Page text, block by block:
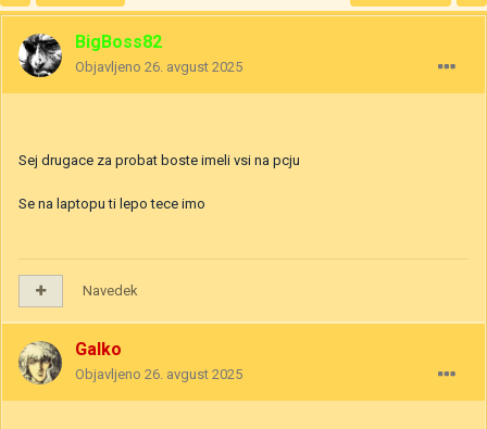
BigBoss82
Objavljeno 26. avgust 2025
Sej drugace za probat boste imeli vsi na pcju
Se na laptopu ti lepo tece imo
Navedek
Galko
Objavljeno 26. avgust 2025